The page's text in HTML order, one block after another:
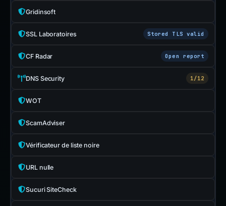
Gridinsoft
SSL Laboratoires Stored TLS valid
CF Radar Open report
DNS Security 1/12
WOT
ScamAdviser
Vérificateur de liste noire
URL nulle
Sucuri SiteCheck